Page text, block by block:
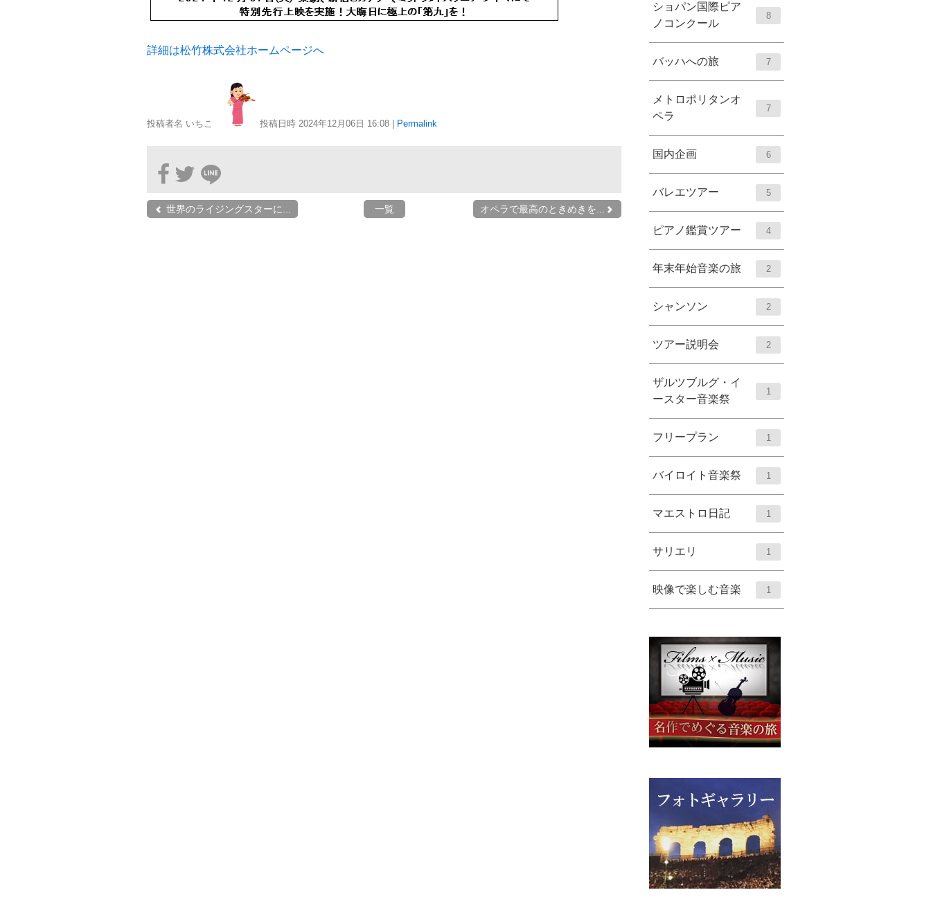
詳細は松竹株式会社ホームページへ
投稿者名 いちこ 投稿日時 2024年12月06日 16:08 Permalink
世界のライジングスターに... オペラで最高のときめきを...
一覧
ショパン国際ピア
ノコンクール
8
バッハへの旅 7
メトロポリタンオ
ペラ
7
国内企画 6
バレエツアー 5
ピアノ鑑賞ツアー 4
年末年始音楽の旅 2
シャンソン 2
ツアー説明会 2
ザルツブルグ・イ
ースター音楽祭
1
フリープラン 1
バイロイト音楽祭 1
マエストロ日記 1
サリエリ 1
映像で楽しむ音楽 1